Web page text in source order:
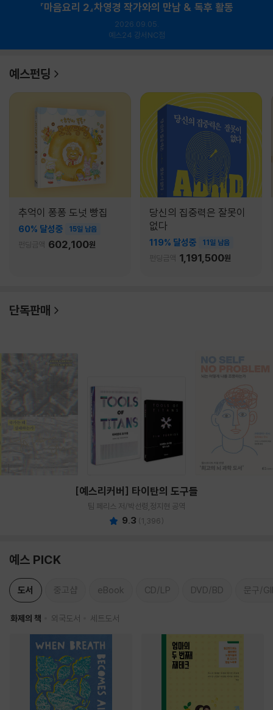
『마음요리 2』차영경 작가와의 만남 & 독후 활동
2026.09.05.
예스24 강서NC점
예스펀딩
추억이 퐁퐁 도넛 빵집
60% 달성중 15일 남음
펀딩금액 602,100원
당신의 집중력은 잘못이
없다
119% 달성중 11일 남음
펀딩금액 1,191,500원
단독판매
[예스리커버] 타이탄의 도구들
팀 페리스 저/박선령,정지현 공역
9.3 (1,396)
예스 PICK
도서 중고샵 eBook CD/LP DVD/BD 문구/
화제의 책 외국도서 세트도서